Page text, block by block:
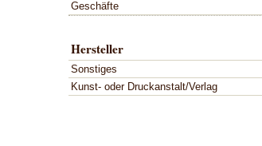
Geschäfte
Hersteller
Sonstiges
Kunst- oder Druckanstalt/Verlag